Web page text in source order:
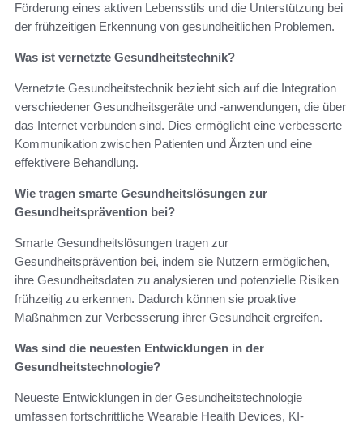
Förderung eines aktiven Lebensstils und die Unterstützung bei
der frühzeitigen Erkennung von gesundheitlichen Problemen.
Was ist vernetzte Gesundheitstechnik?
Vernetzte Gesundheitstechnik bezieht sich auf die Integration
verschiedener Gesundheitsgeräte und -anwendungen, die über
das Internet verbunden sind. Dies ermöglicht eine verbesserte
Kommunikation zwischen Patienten und Ärzten und eine
effektivere Behandlung.
Wie tragen smarte Gesundheitslösungen zur
Gesundheitsprävention bei?
Smarte Gesundheitslösungen tragen zur
Gesundheitsprävention bei, indem sie Nutzern ermöglichen,
ihre Gesundheitsdaten zu analysieren und potenzielle Risiken
frühzeitig zu erkennen. Dadurch können sie proaktive
Maßnahmen zur Verbesserung ihrer Gesundheit ergreifen.
Was sind die neuesten Entwicklungen in der
Gesundheitstechnologie?
Neueste Entwicklungen in der Gesundheitstechnologie
umfassen fortschrittliche Wearable Health Devices, KI-